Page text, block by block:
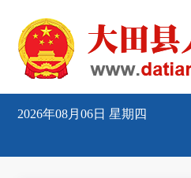
2026年08月06日 星期四